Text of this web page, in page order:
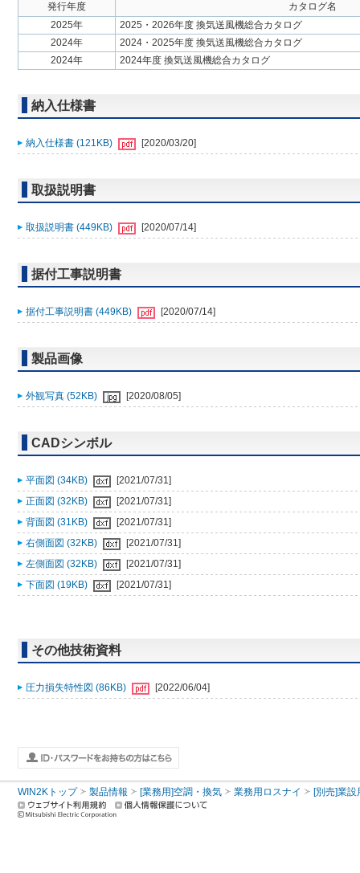
発行年度
カタログ名
2025年
2025・2026年度 換気送風機総合カタログ
2024年
2024・2025年度 換気送風機総合カタログ
2024年
2024年度 換気送風機総合カタログ
納入仕様書
納入仕様書 (121KB) [2020/03/20]
取扱説明書
取扱説明書 (449KB) [2020/07/14]
据付工事説明書
据付工事説明書 (449KB) [2020/07/14]
製品画像
外観写真 (52KB) [2020/08/05]
CADシンボル
平面図 (34KB)
[2021/07/31]
正面図 (32KB)
[2021/07/31]
背面図 (31KB)
[2021/07/31]
右側面図 (32KB)
[2021/07/31]
左側面図 (32KB)
[2021/07/31]
下面図 (19KB)
[2021/07/31]
その他技術資料
圧力損失特性図 (86KB) [2022/06/04]
WIN2Kトップ 製品情報 [業務用]空調・換気 業務用ロスナイ [別売]業設